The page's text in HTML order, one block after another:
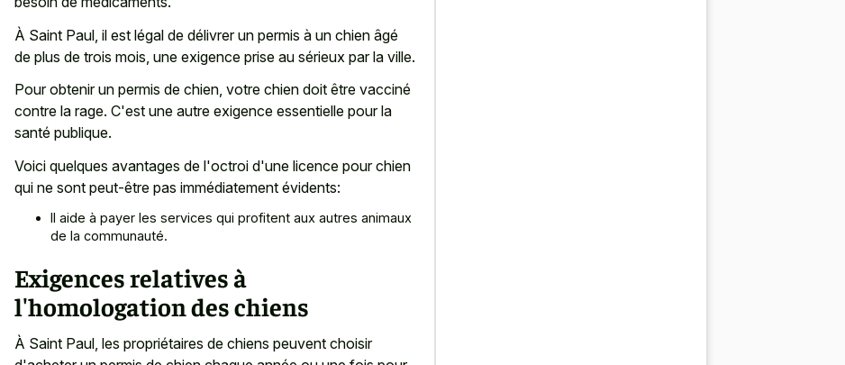
À Saint Paul, il est légal de délivrer un permis à un chien âgé
de plus de trois mois, une exigence prise au sérieux par la ville.
Pour obtenir un permis de chien, votre chien doit être vacciné
contre la rage. C'est une autre exigence essentielle pour la
santé publique.
Voici quelques avantages de l'octroi d'une licence pour chien
qui ne sont peut-être pas immédiatement évidents:
Il aide à payer les services qui profitent aux autres animaux
de la communauté.
Exigences relatives à
l'homologation des chiens
À Saint Paul, les propriétaires de chiens peuvent choisir